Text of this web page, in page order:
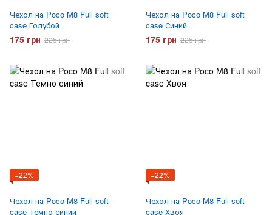
Чехол на Poco M8 Full soft
case Голубой
175 грн 225 грн
Чехол на Poco M8 Full soft
case Синий
175 грн 225 грн
−22%
Чехол на Poco M8 Full soft
case Темно синий
−22%
Чехол на Poco M8 Full soft
case Хвоя